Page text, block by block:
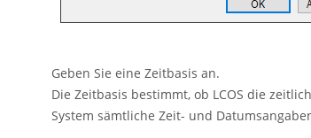
Geben Sie eine Zeitbasis an.
Die Zeitbasis bestimmt, ob LCOS die
System sämtliche Zeit- und